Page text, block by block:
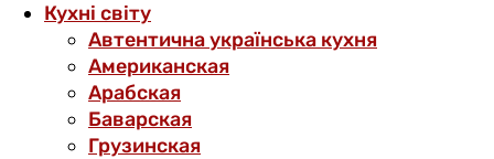
Кухні світу
Автентична українська кухня
Американская
Арабская
Баварская
Грузинская